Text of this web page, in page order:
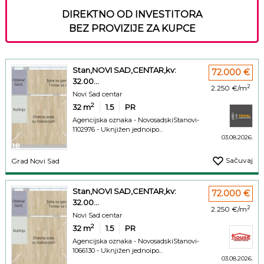
DIREKTNO OD INVESTITORA
BEZ PROVIZIJE ZA KUPCE
Stan,NOVI SAD,CENTAR,kv:
32.00...
Novi Sad centar
32 m2 1.5 PR
Agencijska oznaka - NovosadskiStanovi-
1102976 - Uknjižen jednoipo...
72.000 €
2.250 €/m2
03.08.2026.
Grad Novi Sad Sačuvaj
Stan,NOVI SAD,CENTAR,kv:
32.00...
Novi Sad centar
32 m2 1.5 PR
Agencijska oznaka - NovosadskiStanovi-
1066130 - Uknjižen jednoipo...
72.000 €
2.250 €/m2
03.08.2026.